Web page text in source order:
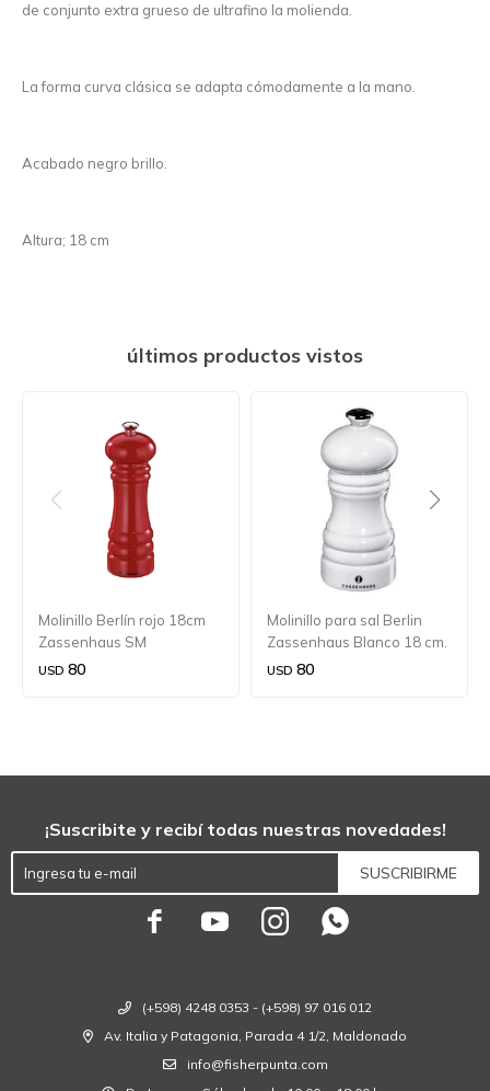
de conjunto extra grueso de ultrafino la molienda.
La forma curva clásica se adapta cómodamente a la mano.
Acabado negro brillo.
Altura; 18 cm
últimos productos vistos
Molinillo Berlín rojo 18cm
Zassenhaus SM
USD 80
Molinillo para sal Berlin
Zassenhaus Blanco 18 cm.
USD 80
(+598) 4248 0353 - (+598) 97 016 012
Av. Italia y Patagonia, Parada 4 1/2, Maldonado
info@fisherpunta.com
¡Suscribite y recibí todas nuestras novedades!
SUSCRIBIRME
   